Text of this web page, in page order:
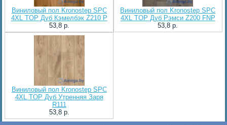
Виниловый пол Kronostep SPC
4XL TOP Дуб Кэмелбэк Z210 P
53,8 p.
Виниловый пол Kronostep SPC
4XL TOP Дуб Рэмси Z200 FNP
53,8 p.
Виниловый пол Kronostep SPC
4XL TOP Дуб Утренняя Заря
R111
53,8 p.